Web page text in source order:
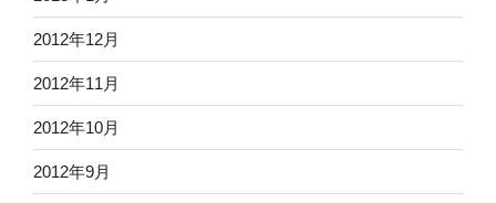
2012年12月
2012年11月
2012年10月
2012年9月